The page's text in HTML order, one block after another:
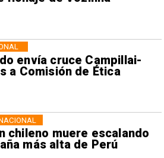
envía cruce Campillai-
a Comisión de Ética
chileno muere escalando
más alta de Perú